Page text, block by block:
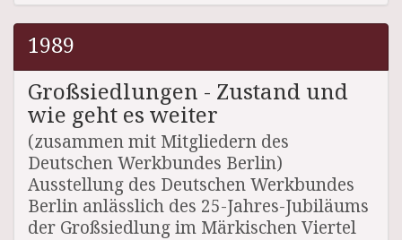
1989
Großsiedlungen - Zustand und
wie geht es weiter
(zusammen mit Mitgliedern des
Deutschen Werkbundes Berlin)
Ausstellung des Deutschen Werkbundes
Berlin anlässlich des 25-Jahres-Jubiläums
der Großsiedlung im Märkischen Viertel